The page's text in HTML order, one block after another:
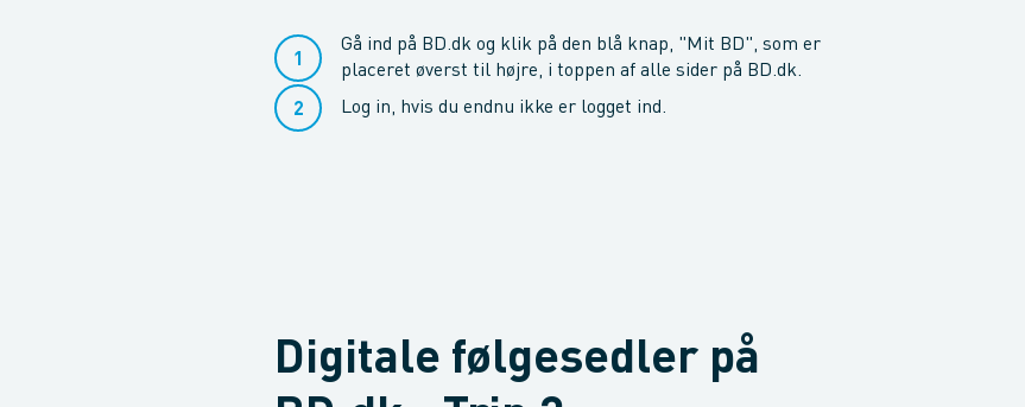
Gå ind på BD.dk og klik på den blå knap, "Mit BD", som er
placeret øverst til højre, i toppen af alle sider på BD.dk.
Log in, hvis du endnu ikke er logget ind.
Digitale følgesedler på